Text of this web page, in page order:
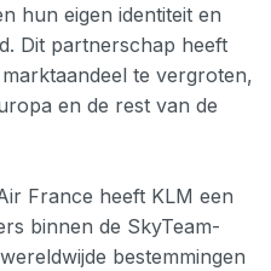
hun eigen identiteit en
Dit partnerschap heeft
te vergroten,
en de rest van de
France heeft KLM een
binnen de SkyTeam-
bestemmingen